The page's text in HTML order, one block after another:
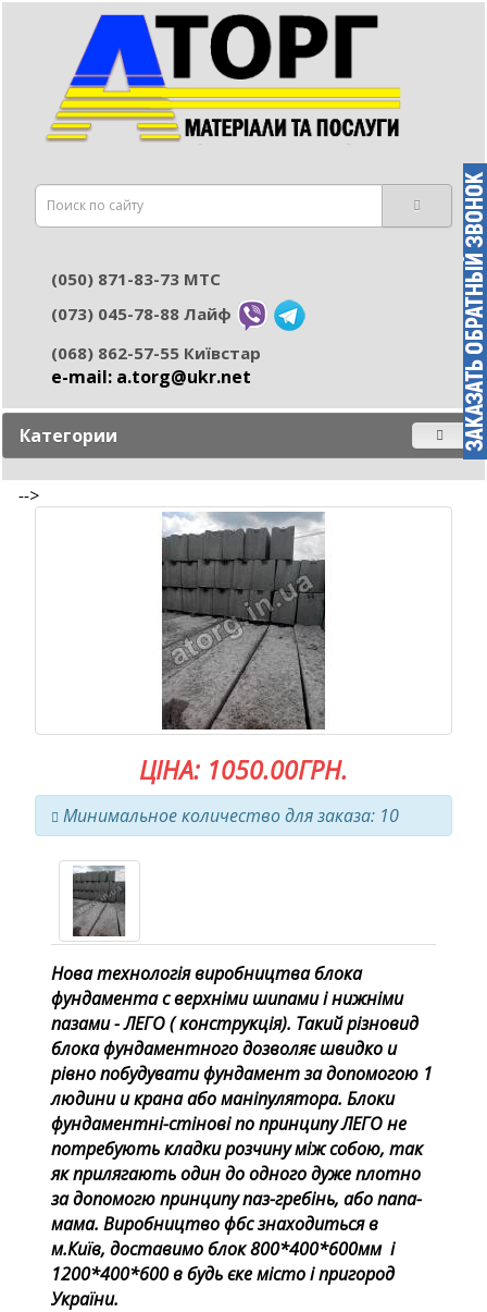
(050) 871-83-73 МТС
(073) 045-78-88 Лайф
(068) 862-57-55 Київстар
e-mail: а.torg@ukr.net
Категории
-->
ЦІНА: 1050.00ГРН.
Минимальное количество для заказа: 10
Нова технологія виробництва блока
фундамента с верхніми шипами і нижніми
пазами - ЛЕГО ( конструкція). Такий різновид
блока фундаментного дозволяє швидко и
рівно побудувати фундамент за допомогою 1
людини и крана або маніпулятора. Блоки
фундаментні-стінові по принципу ЛЕГО не
потребують кладки розчину між собою, так
як прилягають один до одного дуже плотно
за допомогю принципу паз-гребінь, або папа-
мама. Виробництво фбс знаходиться в
м.Київ, доставимо блок 800*400*600мм і
1200*400*600 в будь єке місто і пригород
України.